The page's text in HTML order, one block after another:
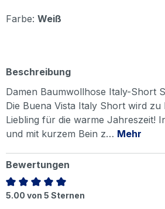
Farbe: Weiß
Beschreibung
Damen Baumwollhose Italy-Short
Die Buena Vista Italy Short wird zu
Liebling für die warme Jahreszeit!
und mit kurzem Bein z… Mehr
Bewertungen
Durchschnittliche Bewertung von 5 von
5.00 von 5 Sternen